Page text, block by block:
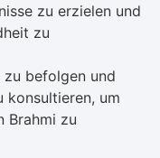
zu erzielen und
zu
befolgen und
konsultieren, um
Brahmi zu